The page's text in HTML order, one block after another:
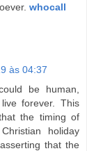
whocall
às 04:37
be human,
forever. This
the timing of
holiday
that the